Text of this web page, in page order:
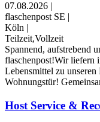
07.08.2026 |
flaschenpost SE |
Köln |
Teilzeit,Vollzeit
Spannend, aufstrebend
flaschenpost!Wir liefern
Lebensmittel zu
Wohnungstür!
Host Service &